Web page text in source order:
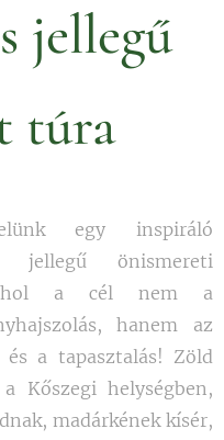
jellegű
túra
egy inspiráló
jellegű önismereti
a cél nem a
hanem az
és a tapasztalás! Zöld
Kőszegi helységben,
madárkének kísér,